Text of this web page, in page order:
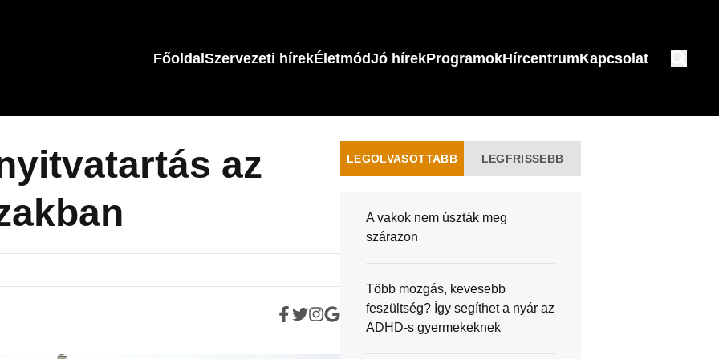
FőoldalSzervezeti hírekÉletmódJó hírekProgramokHírcentrumKapcsolat
az
LEGOLVASOTTABB LEGFRISSEBB
A vakok nem úszták meg
szárazon
Több mozgás, kevesebb
feszültség? Így segíthet a nyár az
ADHD-s gyermekeknek